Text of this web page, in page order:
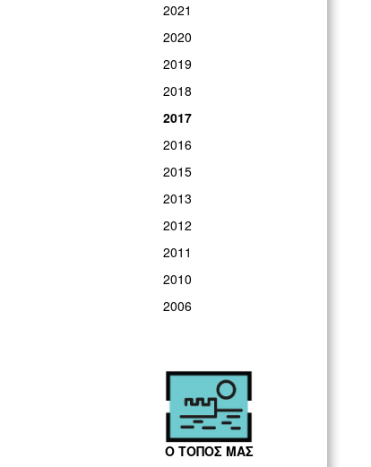
2021
2020
2019
2018
2017
2016
2015
2013
2012
2011
2010
2006
Ο ΤΟΠΟΣ ΜΑΣ